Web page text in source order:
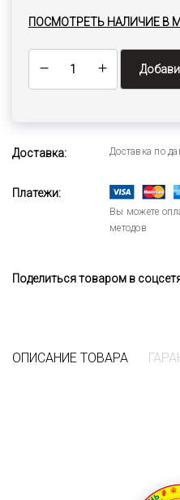
ПОСМОТРЕТЬ НАЛИЧИЕ В
Доставка: Доставка по
Платежи:
Вы можете
методов
Поделиться товаром в
ОПИСАНИЕ ТОВАРА